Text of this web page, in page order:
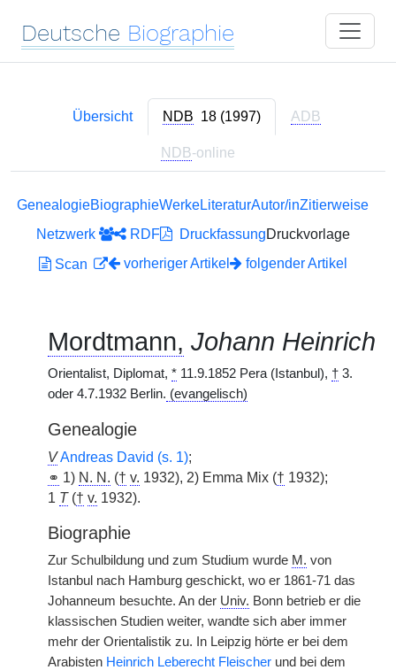
Deutsche Biographie
Übersicht NDB 18 (1997) ADB
NDB-online
GenealogieBiographieWerkeLiteraturAutor/inZitierweise
Netzwerk
RDF DruckfassungDruckvorlage
Scan
vorheriger Artikel folgender Artikel
Mordtmann, Johann Heinrich
Orientalist, Diplomat, * 11.9.1852 Pera (Istanbul), † 3.
oder 4.7.1932 Berlin. (evangelisch)
Genealogie
VAndreas David (s. 1);
⚭ 1) N. N. († v. 1932), 2) Emma Mix († 1932);
1 T(† v. 1932).
Biographie
Zur Schulbildung und zum Studium wurde M. von
Istanbul nach Hamburg geschickt, wo er 1861-71 das
Johanneum besuchte. An der Univ. Bonn betrieb er die
klassischen Studien weiter, wandte sich aber immer
mehr der Orientalistik zu. In Leipzig hörte er bei dem
Arabisten Heinrich Leberecht Fleischer und bei dem